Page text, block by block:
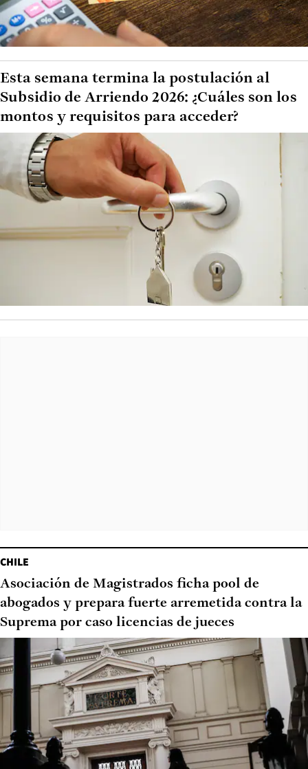
Esta semana termina la postulación al
Subsidio de Arriendo 2026: ¿Cuáles son los
montos y requisitos para acceder?
CHILE
Asociación de Magistrados ficha pool de
abogados y prepara fuerte arremetida contra la
Suprema por caso licencias de jueces